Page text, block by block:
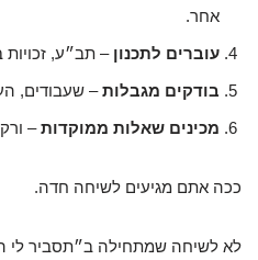
אחר.
עוברים לתכנון – תב״ע, זכויות
בודקים מגבלות– שעבודים,
מכינים שאלות ממוקדות–
ככה אתם מגיעים לשיחה חדה.
לא לשיחה שמתחילה ב״תסביר לי